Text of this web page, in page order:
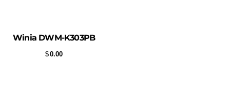
Winia DWM-K303PB
$0.00